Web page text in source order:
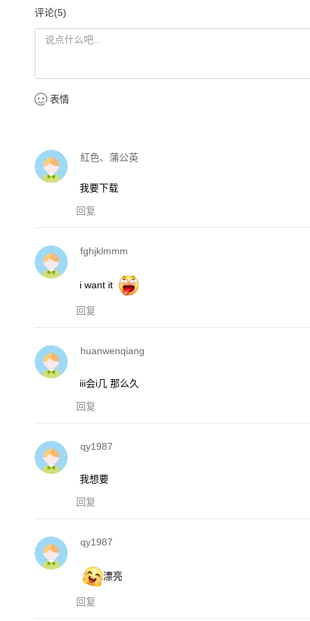
评论(5)
表情
紅色、蒲公英
我要下载
回复
fghjklmmm
i want it
回复
huanwenqiang
iii会i几 那么久
回复
qy1987
我想要
回复
qy1987
漂亮
回复